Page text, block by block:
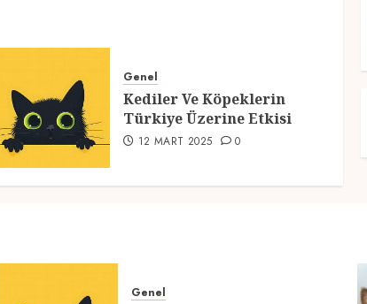
Genel
Kediler Ve Köpeklerin
Türkiye Üzerine Etkisi
12 MART 2025 0
Genel